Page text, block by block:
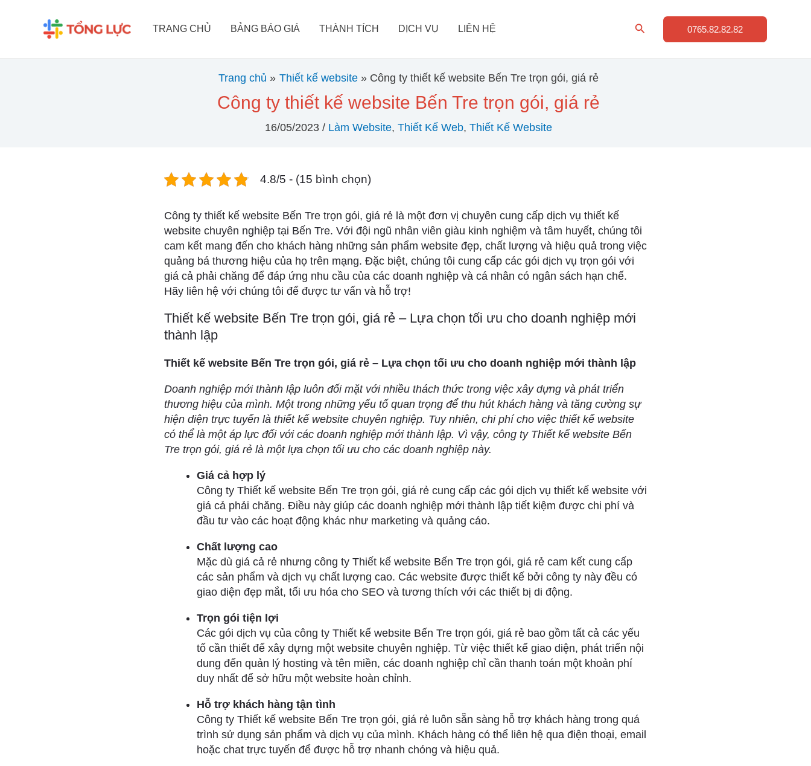
TRANG CHỦ BẢNG BÁO GIÁ THÀNH TÍCH DỊCH VỤ LIÊN HỆ
Tìm
0765.82.82.82
Trang chủ Thiết kế website Công ty thiết kế website Bến Tre trọn gói, giá rẻ
Công ty thiết kế website Bến Tre trọn gói, giá rẻ
16/05/2023 / Làm Website, Thiết Kế Web, Thiết Kế Website
4.8/5 - (15 bình chọn)
Công ty thiết kế website Bến Tre trọn gói, giá rẻ là một đơn vị chuyên cung cấp dịch vụ thiết kế
website chuyên nghiệp tại Bến Tre. Với đội ngũ nhân viên giàu kinh nghiệm và tâm huyết, chúng tôi
cam kết mang đến cho khách hàng những sản phẩm website đẹp, chất lượng và hiệu quả trong việc
quảng bá thương hiệu của họ trên mạng. Đặc biệt, chúng tôi cung cấp các gói dịch vụ trọn gói với
giá cả phải chăng để đáp ứng nhu cầu của các doanh nghiệp và cá nhân có ngân sách hạn chế.
Hãy liên hệ với chúng tôi để được tư vấn và hỗ trợ!
Thiết kế website Bến Tre trọn gói, giá rẻ – Lựa chọn tối ưu cho doanh nghiệp mới
thành lập
Thiết kế website Bến Tre trọn gói, giá rẻ – Lựa chọn tối ưu cho doanh nghiệp mới thành lập
Doanh nghiệp mới thành lập luôn đối mặt với nhiều thách thức trong việc xây dựng và phát triển
thương hiệu của mình. Một trong những yếu tố quan trọng để thu hút khách hàng và tăng cường sự
hiện diện trực tuyến là thiết kế website chuyên nghiệp. Tuy nhiên, chi phí cho việc thiết kế website
có thể là một áp lực đối với các doanh nghiệp mới thành lập. Vì vậy, công ty Thiết kế website Bến
Tre trọn gói, giá rẻ là một lựa chọn tối ưu cho các doanh nghiệp này.
Giá cả hợp lý
Công ty Thiết kế website Bến Tre trọn gói, giá rẻ cung cấp các gói dịch vụ thiết kế website với
giá cả phải chăng. Điều này giúp các doanh nghiệp mới thành lập tiết kiệm được chi phí và
đầu tư vào các hoạt động khác như marketing và quảng cáo.
Chất lượng cao
Mặc dù giá cả rẻ nhưng công ty Thiết kế website Bến Tre trọn gói, giá rẻ cam kết cung cấp
các sản phẩm và dịch vụ chất lượng cao. Các website được thiết kế bởi công ty này đều có
giao diện đẹp mắt, tối ưu hóa cho SEO và tương thích với các thiết bị di động.
Trọn gói tiện lợi
Các gói dịch vụ của công ty Thiết kế website Bến Tre trọn gói, giá rẻ bao gồm tất cả các yếu
tố cần thiết để xây dựng một website chuyên nghiệp. Từ việc thiết kế giao diện, phát triển nội
dung đến quản lý hosting và tên miền, các doanh nghiệp chỉ cần thanh toán một khoản phí
duy nhất để sở hữu một website hoàn chỉnh.
Hỗ trợ khách hàng tận tình
Công ty Thiết kế website Bến Tre trọn gói, giá rẻ luôn sẵn sàng hỗ trợ khách hàng trong quá
trình sử dụng sản phẩm và dịch vụ của mình. Khách hàng có thể liên hệ qua điện thoại, email
hoặc chat trực tuyến để được hỗ trợ nhanh chóng và hiệu quả.